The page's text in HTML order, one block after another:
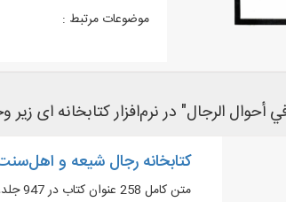
موضوعات مرتبط :
أحوال الرجال" در نرم‌افزار کتابخانه ای زیر
کتابخانه رجال شیعه و اهل‌‌سنت
متن کامل 258 عنوان کتاب در 947 جلد، در موضوعات گوناگون